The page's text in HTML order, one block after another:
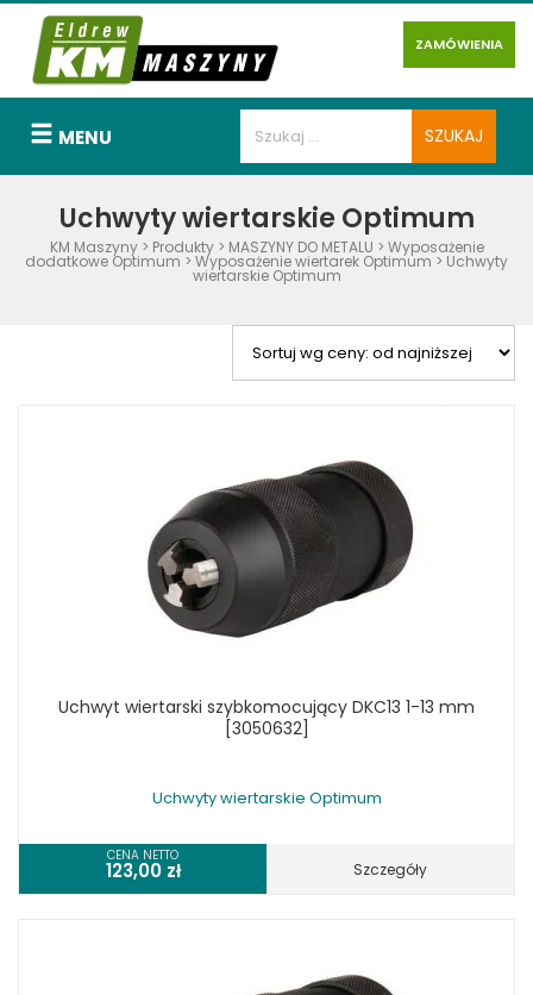
ZAMÓWIENIA
MENU
Uchwyty wiertarskie Optimum
KM Maszyny> Produkty> MASZYNY DO METALU > Wyposażenie
dodatkowe Optimum > Wyposażenie wiertarek Optimum > Uchwyty
wiertarskie Optimum
Uchwyt wiertarski szybkomocujący DKC13 1-13 mm
[3050632]
Uchwyty wiertarskie Optimum
CENA NETTO
123,00 zł Szczegóły